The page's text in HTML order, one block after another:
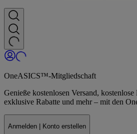
OneASICS™-Mitgliedschaft
Genieße kostenlosen Versand, kostenlose
exklusive Rabatte und mehr – mit den
Anmelden | Konto erstellen